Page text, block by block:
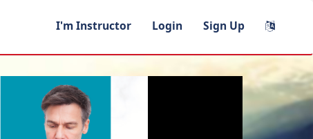
I'm Instructor Login Sign Up